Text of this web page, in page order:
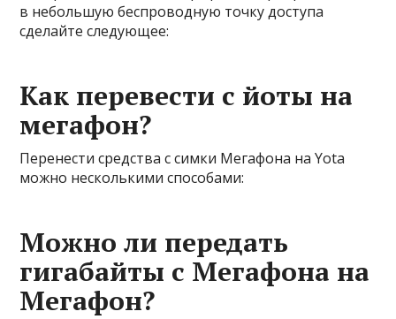
в небольшую беспроводную точку доступа
сделайте следующее:
Как перевести с йоты на
мегафон?
Перенести средства с симки Мегафона на Yota
можно несколькими способами:
Можно ли передать
гигабайты с Мегафона на
Мегафон?